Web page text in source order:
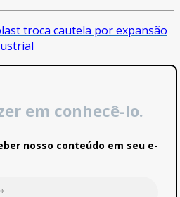
troca cautela por expansão
em conhecê-lo.
nosso conteúdo em seu e-